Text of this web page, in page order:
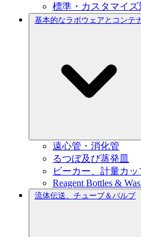
標準・カスタマイ
基本的なラボウェアとコンテ
遠心管・消化管
るつぼ及び蒸発皿
ビーカー、計量カ
Reagent Bottles &
流体伝送、チューブ＆バルブ